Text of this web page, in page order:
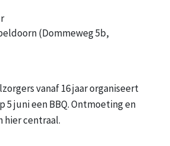
(Dommeweg 5b,
vanaf 16 jaar organiseert
5 juni een BBQ. Ontmoeting en
hier centraal.